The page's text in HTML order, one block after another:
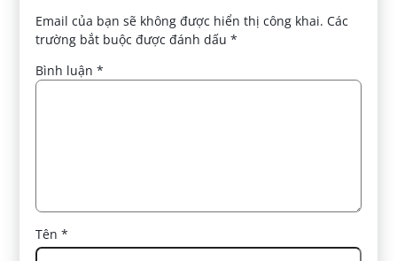
Email của bạn sẽ không được hiển thị công khai. Các
trường bắt buộc được đánh dấu*
Bình luận*
Tên*